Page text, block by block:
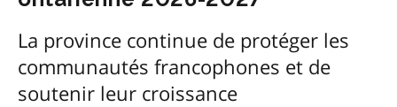
La province continue de protéger les
communautés francophones et de
soutenir leur croissance